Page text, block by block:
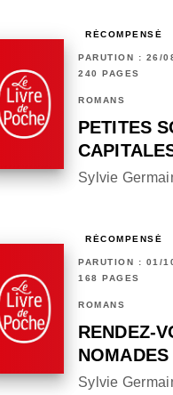
RÉCOMPENSÉ
PARUTION : 26/
240 PAGES
ROMANS
PETITES
Sylvie
RÉCOMPENSÉ
PARUTION : 01/
168 PAGES
ROMANS
RENDEZ-
NOMADES
Sylvie